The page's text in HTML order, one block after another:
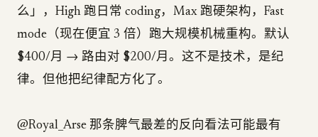
么」，High 跑日常 coding，Max 跑硬架构，Fast
mode（现在便宜 3 倍）跑大规模机械重构。默认
$400/月 → 路由对 $200/月。这不是技术，是纪
律。但他把纪律配方化了。
@Royal_Arse 那条脾气最差的反向看法可能最有